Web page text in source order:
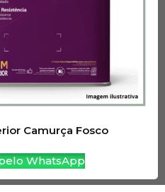
Camurça Fosco
WhatsApp